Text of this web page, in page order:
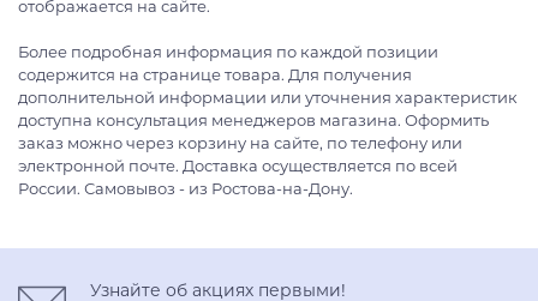
отображается на сайте.
Более подробная информация по каждой позиции
содержится на странице товара. Для получения
дополнительной информации или уточнения характеристик
доступна консультация менеджеров магазина. Оформить
заказ можно через корзину на сайте, по телефону или
электронной почте. Доставка осуществляется по всей
России. Самовывоз - из Ростова-на-Дону.
Узнайте об акциях первыми!